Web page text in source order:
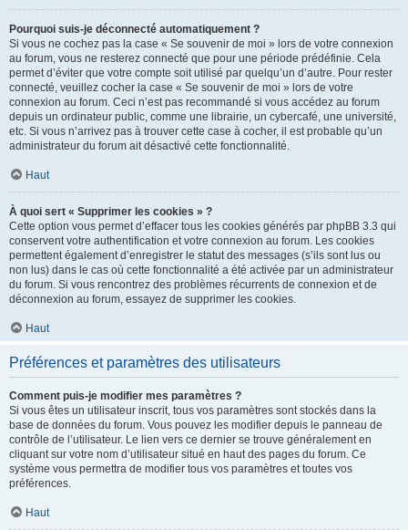
Pourquoi suis-je déconnecté automatiquement ?
Si vous ne cochez pas la case « Se souvenir de moi » lors de votre connexion
au forum, vous ne resterez connecté que pour une période prédéfinie. Cela
permet d’éviter que votre compte soit utilisé par quelqu’un d’autre. Pour rester
connecté, veuillez cocher la case « Se souvenir de moi » lors de votre
connexion au forum. Ceci n’est pas recommandé si vous accédez au forum
depuis un ordinateur public, comme une librairie, un cybercafé, une université,
etc. Si vous n’arrivez pas à trouver cette case à cocher, il est probable qu’un
administrateur du forum ait désactivé cette fonctionnalité.
Haut
À quoi sert « Supprimer les cookies » ?
Cette option vous permet d’effacer tous les cookies générés par phpBB 3.3 qui
conservent votre authentification et votre connexion au forum. Les cookies
permettent également d’enregistrer le statut des messages (s’ils sont lus ou
non lus) dans le cas où cette fonctionnalité a été activée par un administrateur
du forum. Si vous rencontrez des problèmes récurrents de connexion et de
déconnexion au forum, essayez de supprimer les cookies.
Haut
Préférences et paramètres des utilisateurs
Comment puis-je modifier mes paramètres ?
Si vous êtes un utilisateur inscrit, tous vos paramètres sont stockés dans la
base de données du forum. Vous pouvez les modifier depuis le panneau de
contrôle de l’utilisateur. Le lien vers ce dernier se trouve généralement en
cliquant sur votre nom d’utilisateur situé en haut des pages du forum. Ce
système vous permettra de modifier tous vos paramètres et toutes vos
préférences.
Haut